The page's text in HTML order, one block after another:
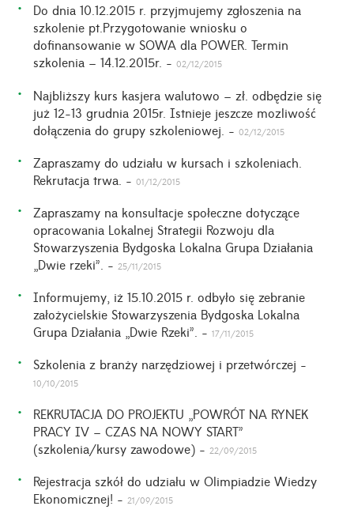
Do dnia 10.12.2015 r. przyjmujemy zgłoszenia na
szkolenie pt.Przygotowanie wniosku o
dofinansowanie w SOWA dla POWER. Termin
szkolenia – 14.12.2015r. -02/12/2015
Najbliższy kurs kasjera walutowo – zł. odbędzie się
już 12-13 grudnia 2015r. Istnieje jeszcze mozliwość
dołączenia do grupy szkoleniowej. -02/12/2015
Zapraszamy do udziału w kursach i szkoleniach.
Rekrutacja trwa. -01/12/2015
Zapraszamy na konsultacje społeczne dotyczące
opracowania Lokalnej Strategii Rozwoju dla
Stowarzyszenia Bydgoska Lokalna Grupa Działania
„Dwie rzeki”. - 25/11/2015
Informujemy, iż 15.10.2015 r. odbyło się zebranie
założycielskie Stowarzyszenia Bydgoska Lokalna
Grupa Działania „Dwie Rzeki”. -17/11/2015
Szkolenia z branży narzędziowej i przetwórczej -
10/10/2015
REKRUTACJA DO PROJEKTU „POWRÓT NA RYNEK
PRACY IV – CZAS NA NOWY START”
(szkolenia/kursy zawodowe) - 22/09/2015
Rejestracja szkół do udziału w Olimpiadzie Wiedzy
Ekonomicznej! -21/09/2015